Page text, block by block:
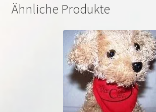
Ähnliche Produkte